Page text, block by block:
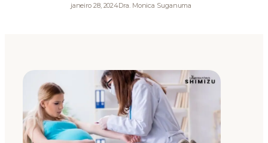
janeiro 28, 2024Dra. Monica Suganuma